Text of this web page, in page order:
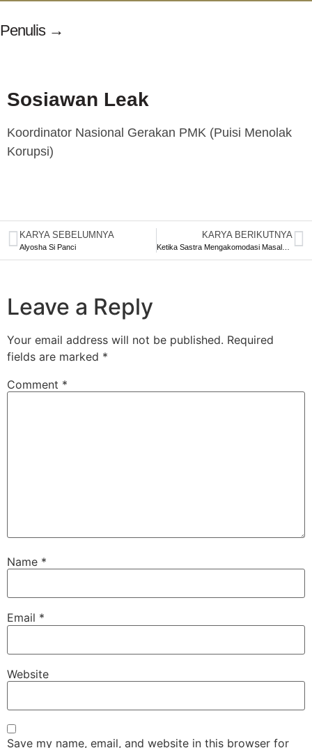
Penulis →
Sosiawan Leak
Koordinator Nasional Gerakan PMK (Puisi Menolak
Korupsi)
KARYA SEBELUMNYA
Alyosha Si Panci
KARYA BERIKUTNYA
Ketika Sastra Mengakomodasi Masalah dalam Silsilah
Leave a Reply
Your email address will not be published. Required
fields are marked *
Comment *
Name *
Email *
Website
Save my name, email, and website in this browser for